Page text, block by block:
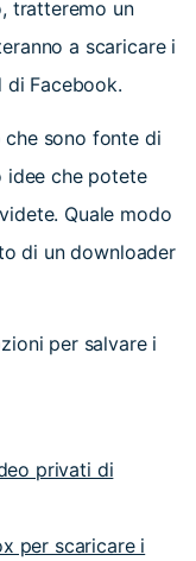
tratteremo un
a scaricare i
Facebook.
sono fonte di
idee che potete
Quale modo
di un downloader
per salvare i
privati di
per scaricare i